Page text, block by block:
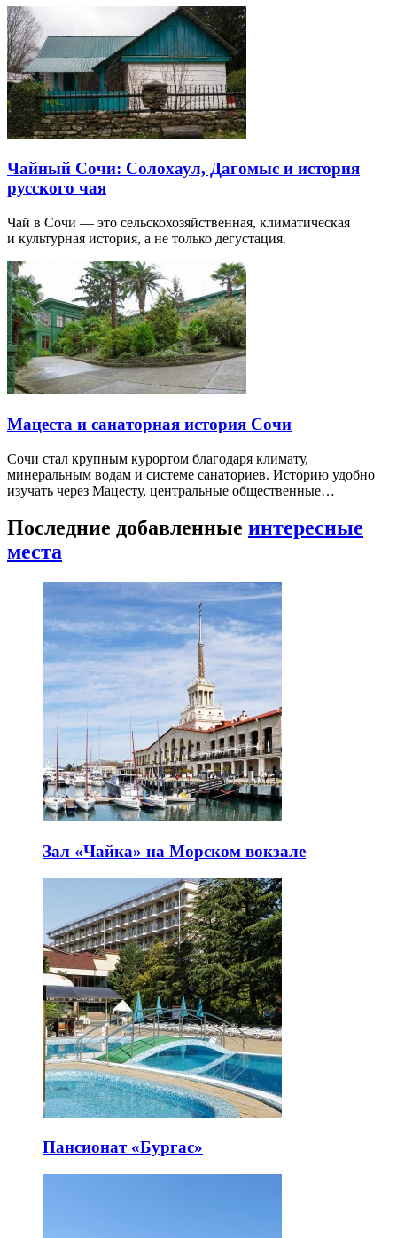
Чайный Сочи: Солохаул, Дагомыс и история
русского чая
Чай в Сочи — это сельскохозяйственная, климатическая
и культурная история, а не только дегустация.
Мацеста и санаторная история Сочи
Сочи стал крупным курортом благодаря климату,
минеральным водам и системе санаториев. Историю удобно
изучать через Мацесту, центральные общественные…
Последние добавленные интересные
места
Зал «Чайка» на Морском вокзале
Пансионат «Бургас»